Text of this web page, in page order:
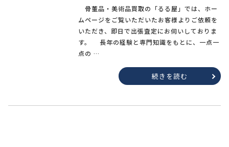
骨董品・美術品買取の「るる屋」では、ホー
ムページをご覧いただいたお客様よりご依頼を
いただき、即日で出張査定にお伺いしておりま
す。 長年の経験と専門知識をもとに、一点一
点の …
続きを読む